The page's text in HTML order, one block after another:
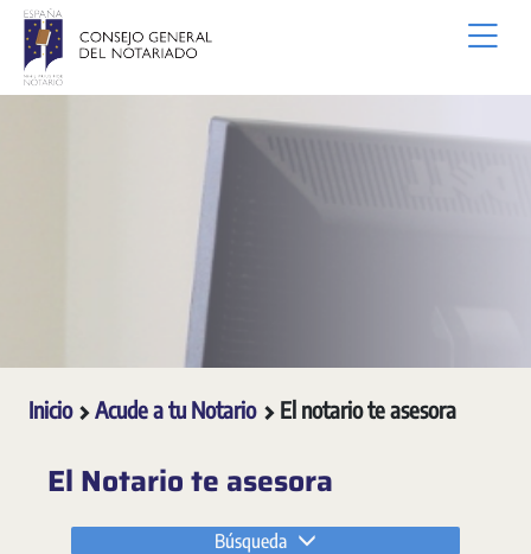
Saltar al contenido principal
Inicio Acude a tu Notario El notario te asesora
El Notario te asesora
Búsqueda